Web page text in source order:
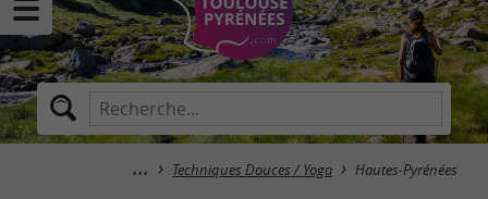
Techniques Douces / Yoga Hautes-Pyrénées